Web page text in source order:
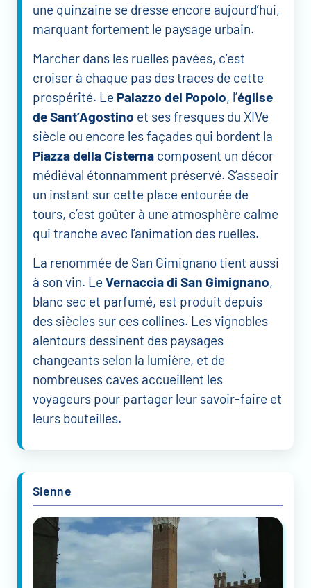
une quinzaine se dresse encore aujourd’hui,
marquant fortement le paysage urbain.
Marcher dans les ruelles pavées, c’est
croiser à chaque pas des traces de cette
prospérité. Le Palazzo del Popolo, l’église
de Sant’Agostino et ses fresques du XIVe
siècle ou encore les façades qui bordent la
Piazza della Cisterna composent un décor
médiéval étonnamment préservé. S’asseoir
un instant sur cette place entourée de
tours, c’est goûter à une atmosphère calme
qui tranche avec l’animation des ruelles.
La renommée de San Gimignano tient aussi
à son vin. Le Vernaccia di San Gimignano,
blanc sec et parfumé, est produit depuis
des siècles sur ces collines. Les vignobles
alentours dessinent des paysages
changeants selon la lumière, et de
nombreuses caves accueillent les
voyageurs pour partager leur savoir-faire et
leurs bouteilles.
Sienne